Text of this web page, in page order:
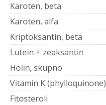
Karoten, beta
Karoten, alfa
Kriptoksantin, beta
Lutein + zeaksantin
Holin, skupno
Vitamin K (phylloquinone)
Fitosteroli